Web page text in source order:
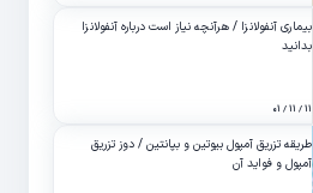
بیماری آنفولانزا / هرآنچه نیاز است درباره آنفولانزا
بدانید
۱۱ / ۱۱ / ۰۱
طریقه تزریق آمپول بیوتین و بپانتین / دوز تزریق
آمپول و فواید آن